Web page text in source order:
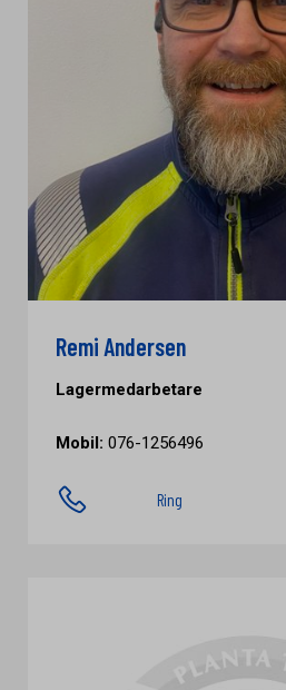
Remi Andersen
Lagermedarbetare
Mobil: 076-1256496
Ring